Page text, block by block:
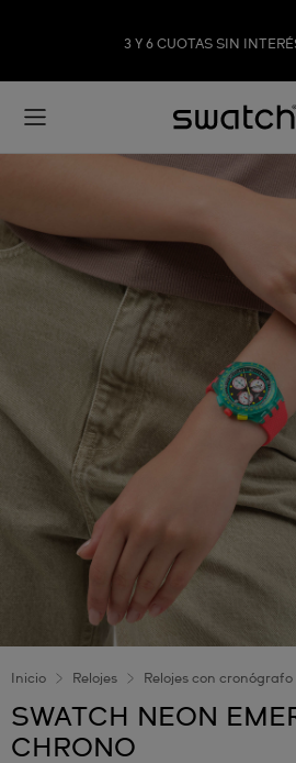
3 Y 6 CUOTAS SIN
Inicio Relojes Relojes con cronógrafo
SWATCH NEON
CHRONO